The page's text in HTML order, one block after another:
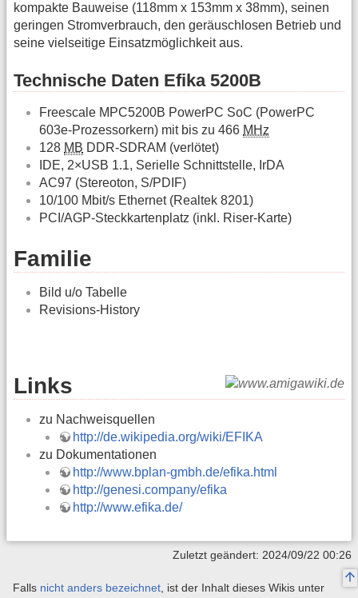
kompakte Bauweise (118mm x 153mm x 38mm), seinen
geringen Stromverbrauch, den geräuschlosen Betrieb und
seine vielseitige Einsatzmöglichkeit aus.
Technische Daten Efika 5200B
Freescale MPC5200B PowerPC SoC (PowerPC
603e-Prozessorkern) mit bis zu 466 MHz
128 MB DDR-SDRAM (verlötet)
IDE, 2×USB 1.1, Serielle Schnittstelle, IrDA
AC97 (Stereoton, S/PDIF)
10/100 Mbit/s Ethernet (Realtek 8201)
PCI/AGP-Steckkartenplatz (inkl. Riser-Karte)
Familie
Bild u/o Tabelle
Revisions-History
Links
zu Nachweisquellen
http://de.wikipedia.org/wiki/EFIKA
zu Dokumentationen
http://www.bplan-gmbh.de/efika.html
http://genesi.company/efika
http://www.efika.de/
Zuletzt geändert: 2024/09/22 00:26
Falls nicht anders bezeichnet, ist der Inhalt dieses Wikis unter